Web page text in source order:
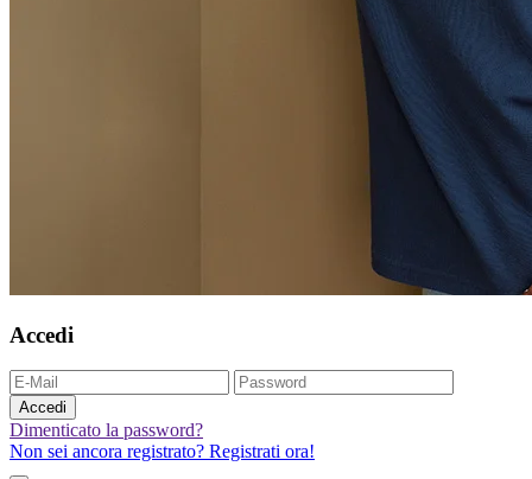
Accedi
Accedi
Dimenticato la password?
Non sei ancora registrato? Registrati ora!